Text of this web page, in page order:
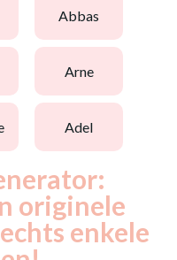
abbas
arne
adel
originele
enkele